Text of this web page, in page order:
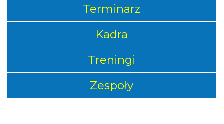
Terminarz
Kadra
Treningi
Zespoły